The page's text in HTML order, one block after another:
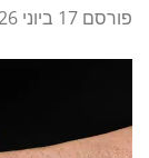
פורסם 17 ביוני 2026